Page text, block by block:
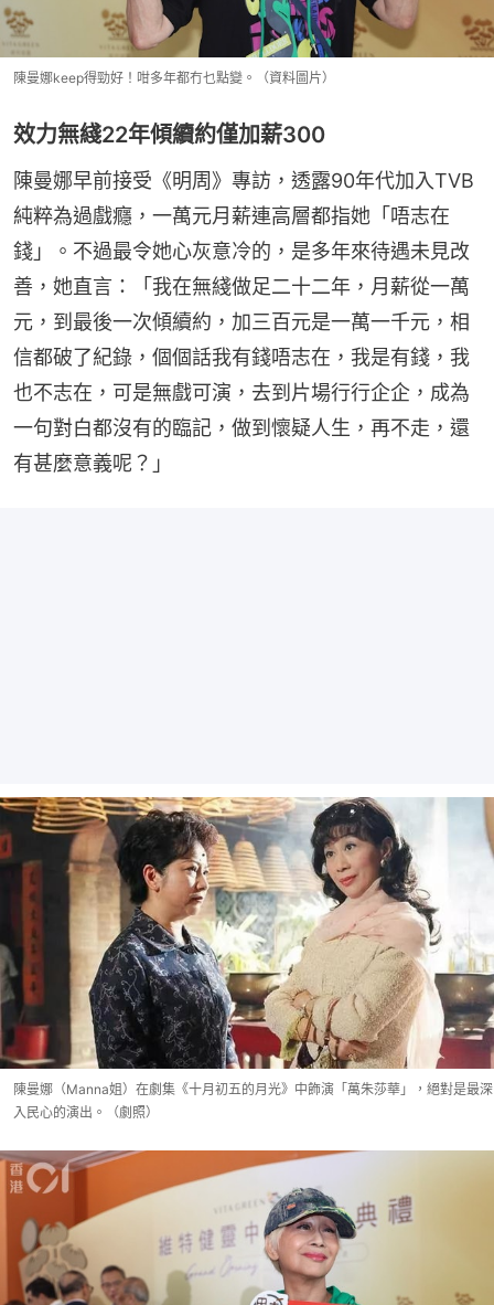
陳曼娜keep得勁好！咁多年都冇乜點變。（資料圖片）
效力無綫22年傾續約僅加薪300
陳曼娜早前接受《明周》專訪，透露90年代加入TVB
純粹為過戲癮，一萬元月薪連高層都指她「唔志在
錢」。不過最令她心灰意冷的，是多年來待遇未見改
善，她直言：「我在無綫做足二十二年，月薪從一萬
元，到最後一次傾續約，加三百元是一萬一千元，相
信都破了紀錄，個個話我有錢唔志在，我是有錢，我
也不志在，可是無戲可演，去到片場行行企企，成為
一句對白都沒有的臨記，做到懷疑人生，再不走，還
有甚麼意義呢？」
陳曼娜（Manna姐）在劇集《十月初五的月光》中飾演「萬朱莎華」，絕對是最深
入民心的演出。（劇照）